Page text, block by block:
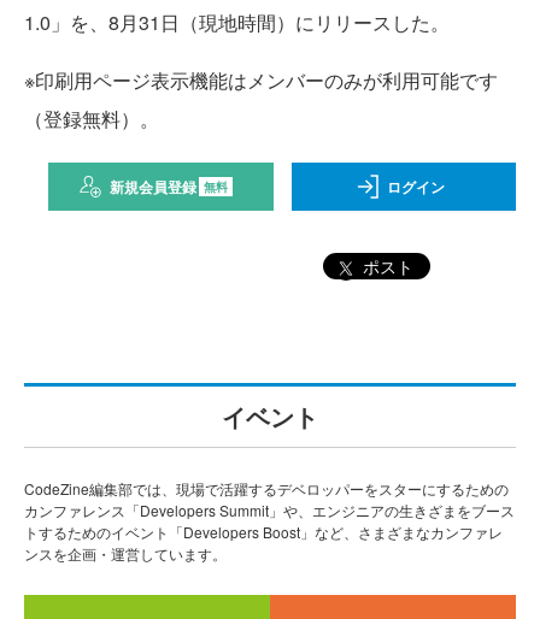
1.0」を、8月31日（現地時間）にリリースした。
※印刷用ページ表示機能はメンバーのみが利用可能です
（登録無料）。
新規会員登録 無料 ログイン
ポスト
イベント
CodeZine編集部では、現場で活躍するデベロッパーをスターにするための
カンファレンス「Developers Summit」や、エンジニアの生きざまをブース
トするためのイベント「Developers Boost」など、さまざまなカンファレ
ンスを企画・運営しています。